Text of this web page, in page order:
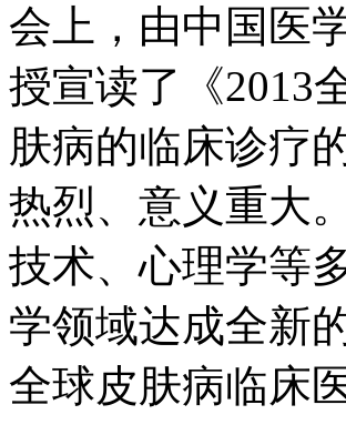
会上，由中国医
授宣读了《2013
肤病的临床诊疗
热烈、意义重大
技术、心理学等
学领域达成全新
全球皮肤病临床